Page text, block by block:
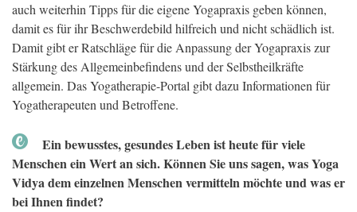
auch weiterhin Tipps für die eigene Yogapraxis geben können,
damit es für ihr Beschwerdebild hilfreich und nicht schädlich ist.
Damit gibt er Ratschläge für die Anpassung der Yogapraxis zur
Stärkung des Allgemeinbefindens und der Selbstheilkräfte
allgemein. Das Yogatherapie-Portal gibt dazu Informationen für
Yogatherapeuten und Betroffene.
Ein bewusstes, gesundes Leben ist heute für viele
Menschen ein Wert an sich. Können Sie uns sagen, was Yoga
Vidya dem einzelnen Menschen vermitteln möchte und was er
bei Ihnen findet?